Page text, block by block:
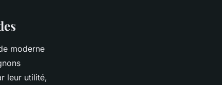
moderne
leur utilité,